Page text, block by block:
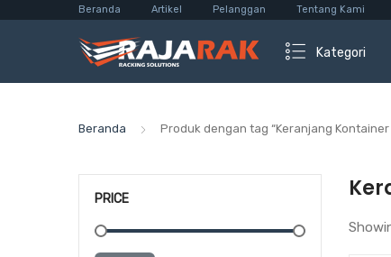
Beranda Artikel Pelanggan Tentang Kami
Kategori
Beranda Produk dengan tag “Keranjang Kontainer
PRICE